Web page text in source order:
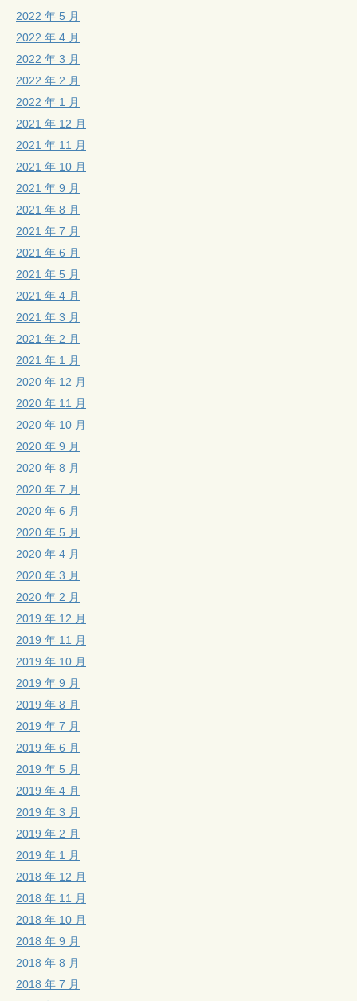
2022 年 5 月
2022 年 4 月
2022 年 3 月
2022 年 2 月
2022 年 1 月
2021 年 12 月
2021 年 11 月
2021 年 10 月
2021 年 9 月
2021 年 8 月
2021 年 7 月
2021 年 6 月
2021 年 5 月
2021 年 4 月
2021 年 3 月
2021 年 2 月
2021 年 1 月
2020 年 12 月
2020 年 11 月
2020 年 10 月
2020 年 9 月
2020 年 8 月
2020 年 7 月
2020 年 6 月
2020 年 5 月
2020 年 4 月
2020 年 3 月
2020 年 2 月
2019 年 12 月
2019 年 11 月
2019 年 10 月
2019 年 9 月
2019 年 8 月
2019 年 7 月
2019 年 6 月
2019 年 5 月
2019 年 4 月
2019 年 3 月
2019 年 2 月
2019 年 1 月
2018 年 12 月
2018 年 11 月
2018 年 10 月
2018 年 9 月
2018 年 8 月
2018 年 7 月